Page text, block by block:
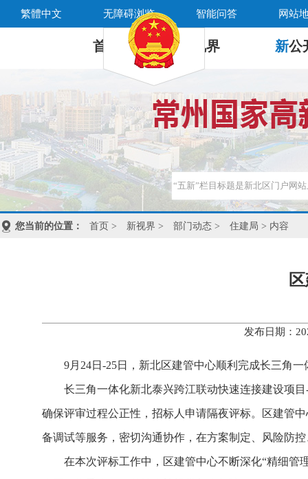
繁體中文 无障碍浏览 智能问答 网站
首 页 新 视界 新公
您当前的位置： 首页 > 新视界 > 部门动态 > 住建局 > 内容
发布日期：
9月24日-25日，新北区建管中心顺利完成长三角
长三角一体化新北泰兴跨江联动快速连接建设项
确保评审过程公正性，招标人申请隔夜评标。 区建管中
备调试等服务，密切沟通协作，在方案制定、风险防
在本次评标工作中，区建管中心不断深化“精细管